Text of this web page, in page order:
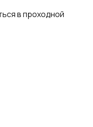
в проходной